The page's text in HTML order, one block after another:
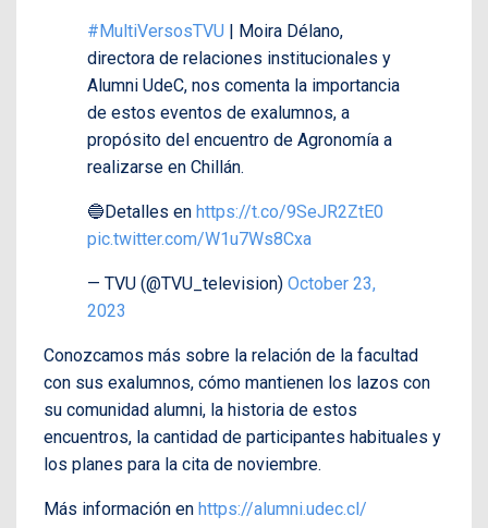
#MultiVersosTVU | Moira Délano,
directora de relaciones institucionales y
Alumni UdeC, nos comenta la importancia
de estos eventos de exalumnos, a
propósito del encuentro de Agronomía a
realizarse en Chillán.
🔵Detalles en https://t.co/9SeJR2ZtE0
pic.twitter.com/W1u7Ws8Cxa
— TVU (@TVU_television) October 23,
2023
Conozcamos más sobre la relación de la facultad
con sus exalumnos, cómo mantienen los lazos con
su comunidad alumni, la historia de estos
encuentros, la cantidad de participantes habituales y
los planes para la cita de noviembre.
Más información en https://alumni.udec.cl/